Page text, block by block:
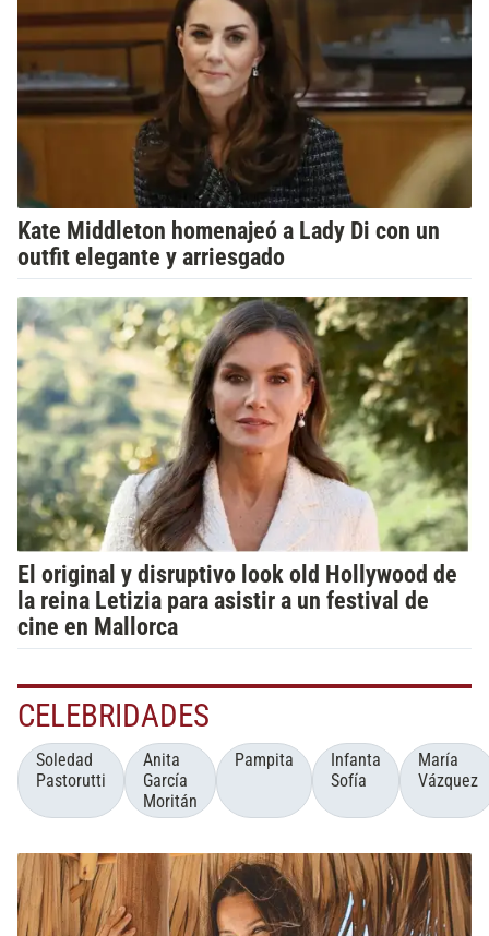
Kate Middleton homenajeó a Lady Di con un
outfit elegante y arriesgado
El original y disruptivo look old Hollywood de
la reina Letizia para asistir a un festival de
cine en Mallorca
CELEBRIDADES
Soledad
Pastorutti
Anita
García
Moritán
Pampita
Infanta
Sofía
María
Vázquez